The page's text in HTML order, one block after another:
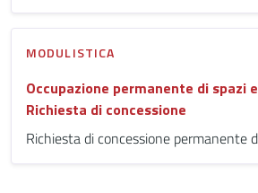
MODULISTICA
Occupazione permanente di spazi
Richiesta di concessione
Richiesta di concessione permanente